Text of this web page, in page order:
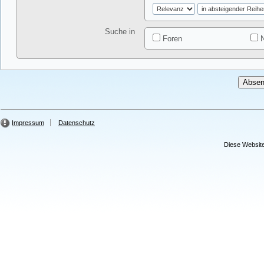
Suche in
Foren
Impressum Datenschutz
Diese